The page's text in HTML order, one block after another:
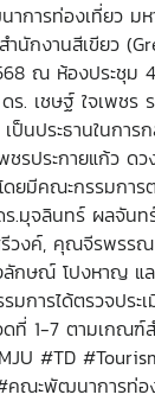
ารท่องเที่ยว มห
ำนักงานสีเขียว
ณ ห้องประชุม
ดร. เชษฐ์ ใจเพช
นประธานในการ
รประกายแก้ว ด
ดยมีคณะกรรมการ
ร.มุจลินทร์ ผลจั
วงค์, คุณจีรพรร
กษณ์ โปงหาญ แ
การได้ตรวจประเ
ที่ 1-7 ตามเกณฑ์
#TD
คณะพัฒนาการท่อ